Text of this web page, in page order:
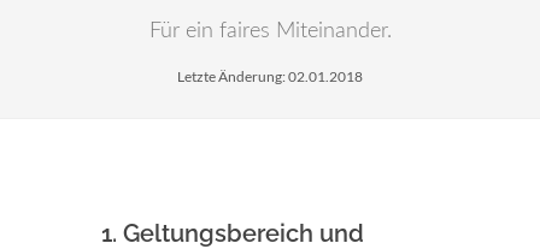
Für ein faires Miteinander.
Letzte Änderung: 02.01.2018
1. Geltungsbereich und